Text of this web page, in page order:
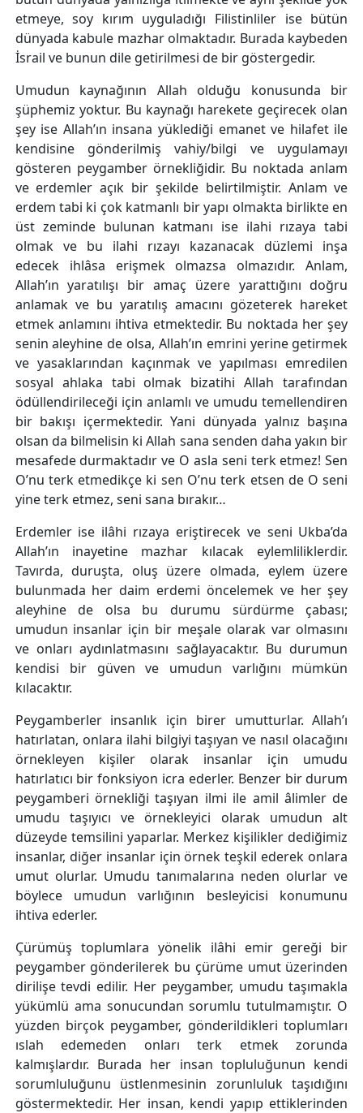
etmeye, soy kırım uyguladığı Filistinliler ise bütün
dünyada kabule mazhar olmaktadır. Burada kaybeden
İsrail ve bunun dile getirilmesi de bir göstergedir.
Umudun kaynağının Allah olduğu konusunda bir
şüphemiz yoktur. Bu kaynağı harekete geçirecek olan
şey ise Allah’ın insana yüklediği emanet ve hilafet ile
kendisine gönderilmiş vahiy/bilgi ve uygulamayı
gösteren peygamber örnekliğidir. Bu noktada anlam
ve erdemler açık bir şekilde belirtilmiştir. Anlam ve
erdem tabi ki çok katmanlı bir yapı olmakta birlikte en
üst zeminde bulunan katmanı ise ilahi rızaya tabi
olmak ve bu ilahi rızayı kazanacak düzlemi inşa
edecek ihlâsa erişmek olmazsa olmazıdır. Anlam,
Allah’ın yaratılışı bir amaç üzere yarattığını doğru
anlamak ve bu yaratılış amacını gözeterek hareket
etmek anlamını ihtiva etmektedir. Bu noktada her şey
senin aleyhine de olsa, Allah’ın emrini yerine getirmek
ve yasaklarından kaçınmak ve yapılması emredilen
sosyal ahlaka tabi olmak bizatihi Allah tarafından
ödüllendirileceği için anlamlı ve umudu temellendiren
bir bakışı içermektedir. Yani dünyada yalnız başına
olsan da bilmelisin ki Allah sana senden daha yakın bir
mesafede durmaktadır ve O asla seni terk etmez! Sen
O’nu terk etmedikçe ki sen O’nu terk etsen de O seni
yine terk etmez, seni sana bırakır…
Erdemler ise ilâhi rızaya eriştirecek ve seni Ukba’da
Allah’ın inayetine mazhar kılacak eylemliliklerdir.
Tavırda, duruşta, oluş üzere olmada, eylem üzere
bulunmada her daim erdemi öncelemek ve her şey
aleyhine de olsa bu durumu sürdürme çabası;
umudun insanlar için bir meşale olarak var olmasını
ve onları aydınlatmasını sağlayacaktır. Bu durumun
kendisi bir güven ve umudun varlığını mümkün
kılacaktır.
Peygamberler insanlık için birer umutturlar. Allah’ı
hatırlatan, onlara ilahi bilgiyi taşıyan ve nasıl olacağını
örnekleyen kişiler olarak insanlar için umudu
hatırlatıcı bir fonksiyon icra ederler. Benzer bir durum
peygamberi örnekliği taşıyan ilmi ile amil âlimler de
umudu taşıyıcı ve örnekleyici olarak umudun alt
düzeyde temsilini yaparlar. Merkez kişilikler dediğimiz
insanlar, diğer insanlar için örnek teşkil ederek onlara
umut olurlar. Umudu tanımalarına neden olurlar ve
böylece umudun varlığının besleyicisi konumunu
ihtiva ederler.
Çürümüş toplumlara yönelik ilâhi emir gereği bir
peygamber gönderilerek bu çürüme umut üzerinden
dirilişe tevdi edilir. Her peygamber, umudu taşımakla
yükümlü ama sonucundan sorumlu tutulmamıştır. O
yüzden birçok peygamber, gönderildikleri toplumları
ıslah edemeden onları terk etmek zorunda
kalmışlardır. Burada her insan topluluğunun kendi
sorumluluğunu üstlenmesinin zorunluluk taşıdığını
göstermektedir. Her insan, kendi yapıp ettiklerinden